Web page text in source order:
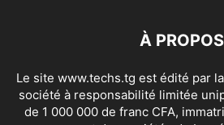
À PROPOS
Le site www.techs.tg est édité par
société à responsabilité limitée
de 1 000 000 de franc CFA,